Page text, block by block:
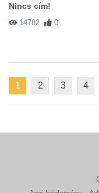
Nincs cím!
14782 0
1 2 3 4